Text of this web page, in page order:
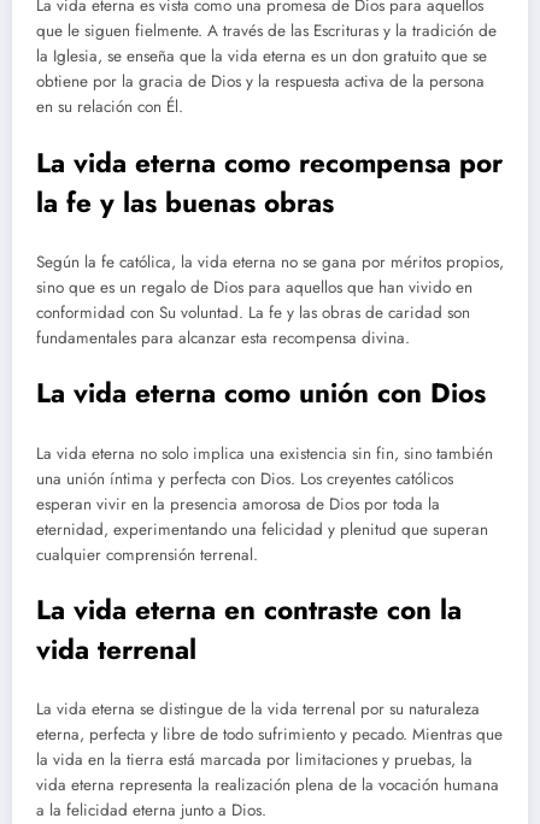
La vida eterna es vista como una promesa de Dios para aquellos
que le siguen fielmente. A través de las Escrituras y la tradición de
la Iglesia, se enseña que la vida eterna es un don gratuito que se
obtiene por la gracia de Dios y la respuesta activa de la persona
en su relación con Él.
La vida eterna como recompensa por
la fe y las buenas obras
Según la fe católica, la vida eterna no se gana por méritos propios,
sino que es un regalo de Dios para aquellos que han vivido en
conformidad con Su voluntad. La fe y las obras de caridad son
fundamentales para alcanzar esta recompensa divina.
La vida eterna como unión con Dios
La vida eterna no solo implica una existencia sin fin, sino también
una unión íntima y perfecta con Dios. Los creyentes católicos
esperan vivir en la presencia amorosa de Dios por toda la
eternidad, experimentando una felicidad y plenitud que superan
cualquier comprensión terrenal.
La vida eterna en contraste con la
vida terrenal
La vida eterna se distingue de la vida terrenal por su naturaleza
eterna, perfecta y libre de todo sufrimiento y pecado. Mientras que
la vida en la tierra está marcada por limitaciones y pruebas, la
vida eterna representa la realización plena de la vocación humana
a la felicidad eterna junto a Dios.